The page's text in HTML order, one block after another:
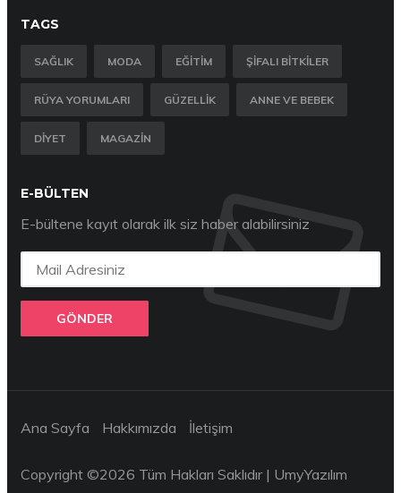
TAGS
SAĞLIK MODA EĞITIM ŞIFALI BITKILER
RÜYA YORUMLARI GÜZELLIK ANNE VE BEBEK
DIYET MAGAZIN
E-BÜLTEN
E-bültene kayıt olarak ilk siz haber alabilirsiniz
GÖNDER
Ana Sayfa Hakkımızda İletişim
Copyright ©2026 Tüm Hakları Saklıdır | UmyYazılım